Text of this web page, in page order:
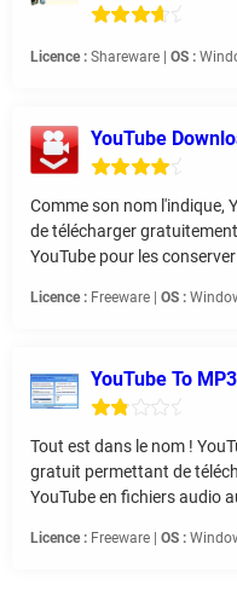
Licence : Shareware | OS :
YouTube
Comme son nom l'indique,
de télécharger
YouTube pour les
Licence : Freeware | OS :
YouTube To
Tout est dans le nom !
gratuit permettant de
YouTube en fichiers audio
Licence : Freeware | OS :